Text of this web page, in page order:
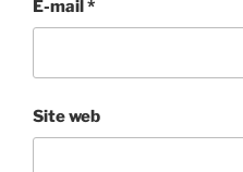
E-mail*
Site web